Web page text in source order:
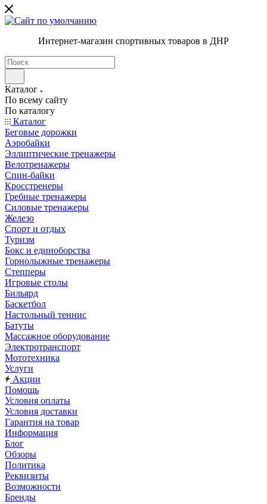
Интернет-магазин спортивных товаров в ДНР
Каталог
По всему сайту
По каталогу
Каталог
Беговые дорожки
Аэробайки
Эллиптические тренажеры
Велотренажеры
Спин-байки
Кросстренеры
Гребные тренажеры
Силовые тренажеры
Железо
Спорт и отдых
Туризм
Бокс и единоборства
Горнолыжные тренажеры
Степперы
Игровые столы
Бильярд
Баскетбол
Настольный теннис
Батуты
Массажное оборудование
Электротранспорт
Мототехника
Услуги
Акции
Помощь
Условия оплаты
Условия доставки
Гарантия на товар
Информация
Блог
Обзоры
Политика
Реквизиты
Возможности
Бренды